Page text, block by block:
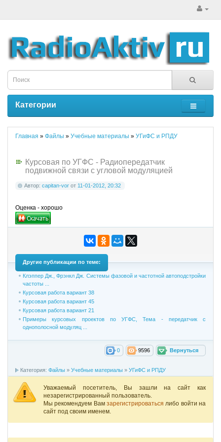
Категории
Главная » Файлы » Учебные материалы » УГиФС и РПДУ
Курсовая по УГФС - Радиопередатчик
подвижной связи с угловой модуляцией
Автор: capitan-vor от 11-01-2012, 20:32
Оценка - хорошо
Другие публикации по теме:
Клэппер Дж., Фрэнкл Дж. Системы фазовой и частотной автоподстройки
частоты ...
Курсовая работа вариант 38
Курсовая работа вариант 45
Курсовая работа вариант 21
Примеры курсовых проектов по УГФС, Тема - передатчик с
однополосной модуляц ...
Вернуться
9596
0
Категория: Файлы » Учебные материалы » УГиФС и РПДУ
Уважаемый посетитель, Вы зашли на сайт как
незарегистрированный пользователь.
Мы рекомендуем Вам зарегистрироватьсялибо войти на
сайт под своим именем.